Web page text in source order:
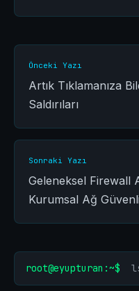
Önceki Yazı
Artık Tıklamanıza
Saldırıları
Sonraki Yazı
Geleneksel Firewall
Kurumsal Ağ
root@eyupturan:~$